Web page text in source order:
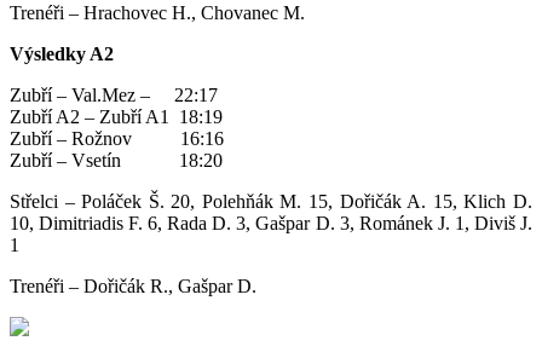
Trenéři – Hrachovec H., Chovanec M.
Výsledky A2
Zubří – Val.Mez – 22:17
Zubří A2 – Zubří A1 18:19
Zubří – Rožnov 16:16
Zubří – Vsetín 18:20
Střelci – Poláček Š. 20, Polehňák M. 15, Dořičák A. 15, Klich D.
10, Dimitriadis F. 6, Rada D. 3, Gašpar D. 3, Románek J. 1, Diviš J.
1
Trenéři – Dořičák R., Gašpar D.